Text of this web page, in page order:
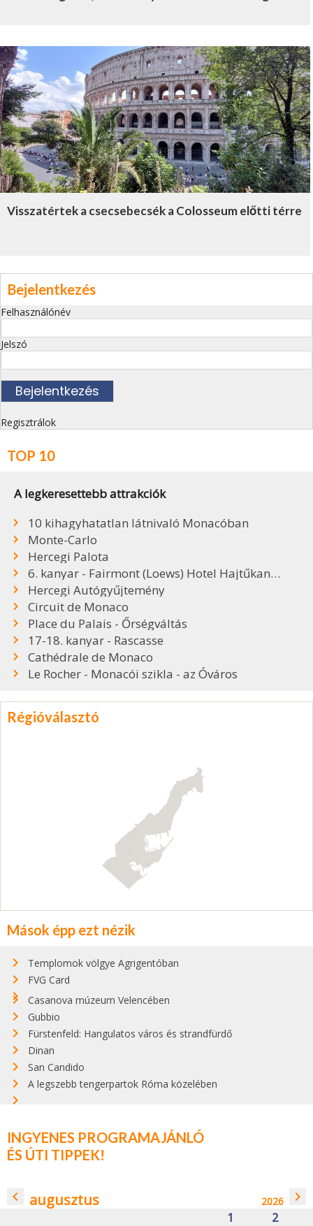
Visszatértek a csecsebecsék a Colosseum előtti térre
Bejelentkezés
Felhasználónév
Jelszó
Regisztrálok
TOP 10
A legkeresettebb attrakciók
10 kihagyhatatlan látnivaló Monacóban
Monte-Carlo
Hercegi Palota
6. kanyar - Fairmont (Loews) Hotel Hajtűkanyar
Hercegi Autógyűjtemény
Circuit de Monaco
Place du Palais - Őrségváltás
17-18. kanyar - Rascasse
Cathédrale de Monaco
Le Rocher - Monacói szikla - az Óváros
Régióválasztó
Mások épp ezt nézik
Templomok völgye Agrigentóban
FVG Card
Casanova múzeum Velencében
Gubbio
Fürstenfeld: Hangulatos város és strandfürdő
Dinan
San Candido
A legszebb tengerpartok Róma közelében
INGYENES PROGRAMAJÁNLÓ
ÉS ÚTI TIPPEK!
navigate_before augusztus 2026 navigate_next
1
2